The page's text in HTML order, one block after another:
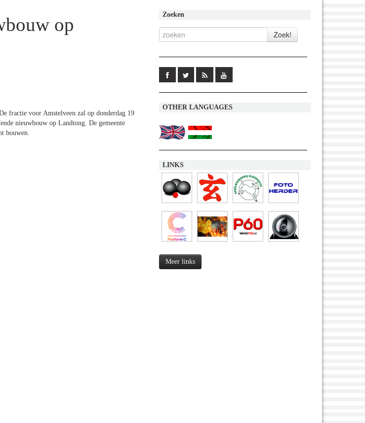
op
fractie voor Amstelveen zal op donderdag 19
nieuwbouw op Landtong. De gemeente
bouwen.
Zoeken
OTHER LANGUAGES
LINKS
Meer links